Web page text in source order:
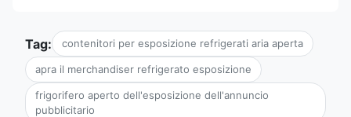
Tag: contenitori per esposizione refrigerati aria aperta
apra il merchandiser refrigerato esposizione
frigorifero aperto dell'esposizione dell'annuncio
pubblicitario